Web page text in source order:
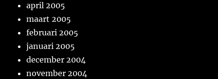
april 2005
maart 2005
februari 2005
januari 2005
december 2004
november 2004